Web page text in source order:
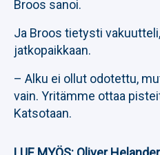
Broos sanoi.
Ja Broos tietysti
jatkopaikkaan.
– Alku ei ollut odotettu,
vain. Yritämme ottaa
Katsotaan.